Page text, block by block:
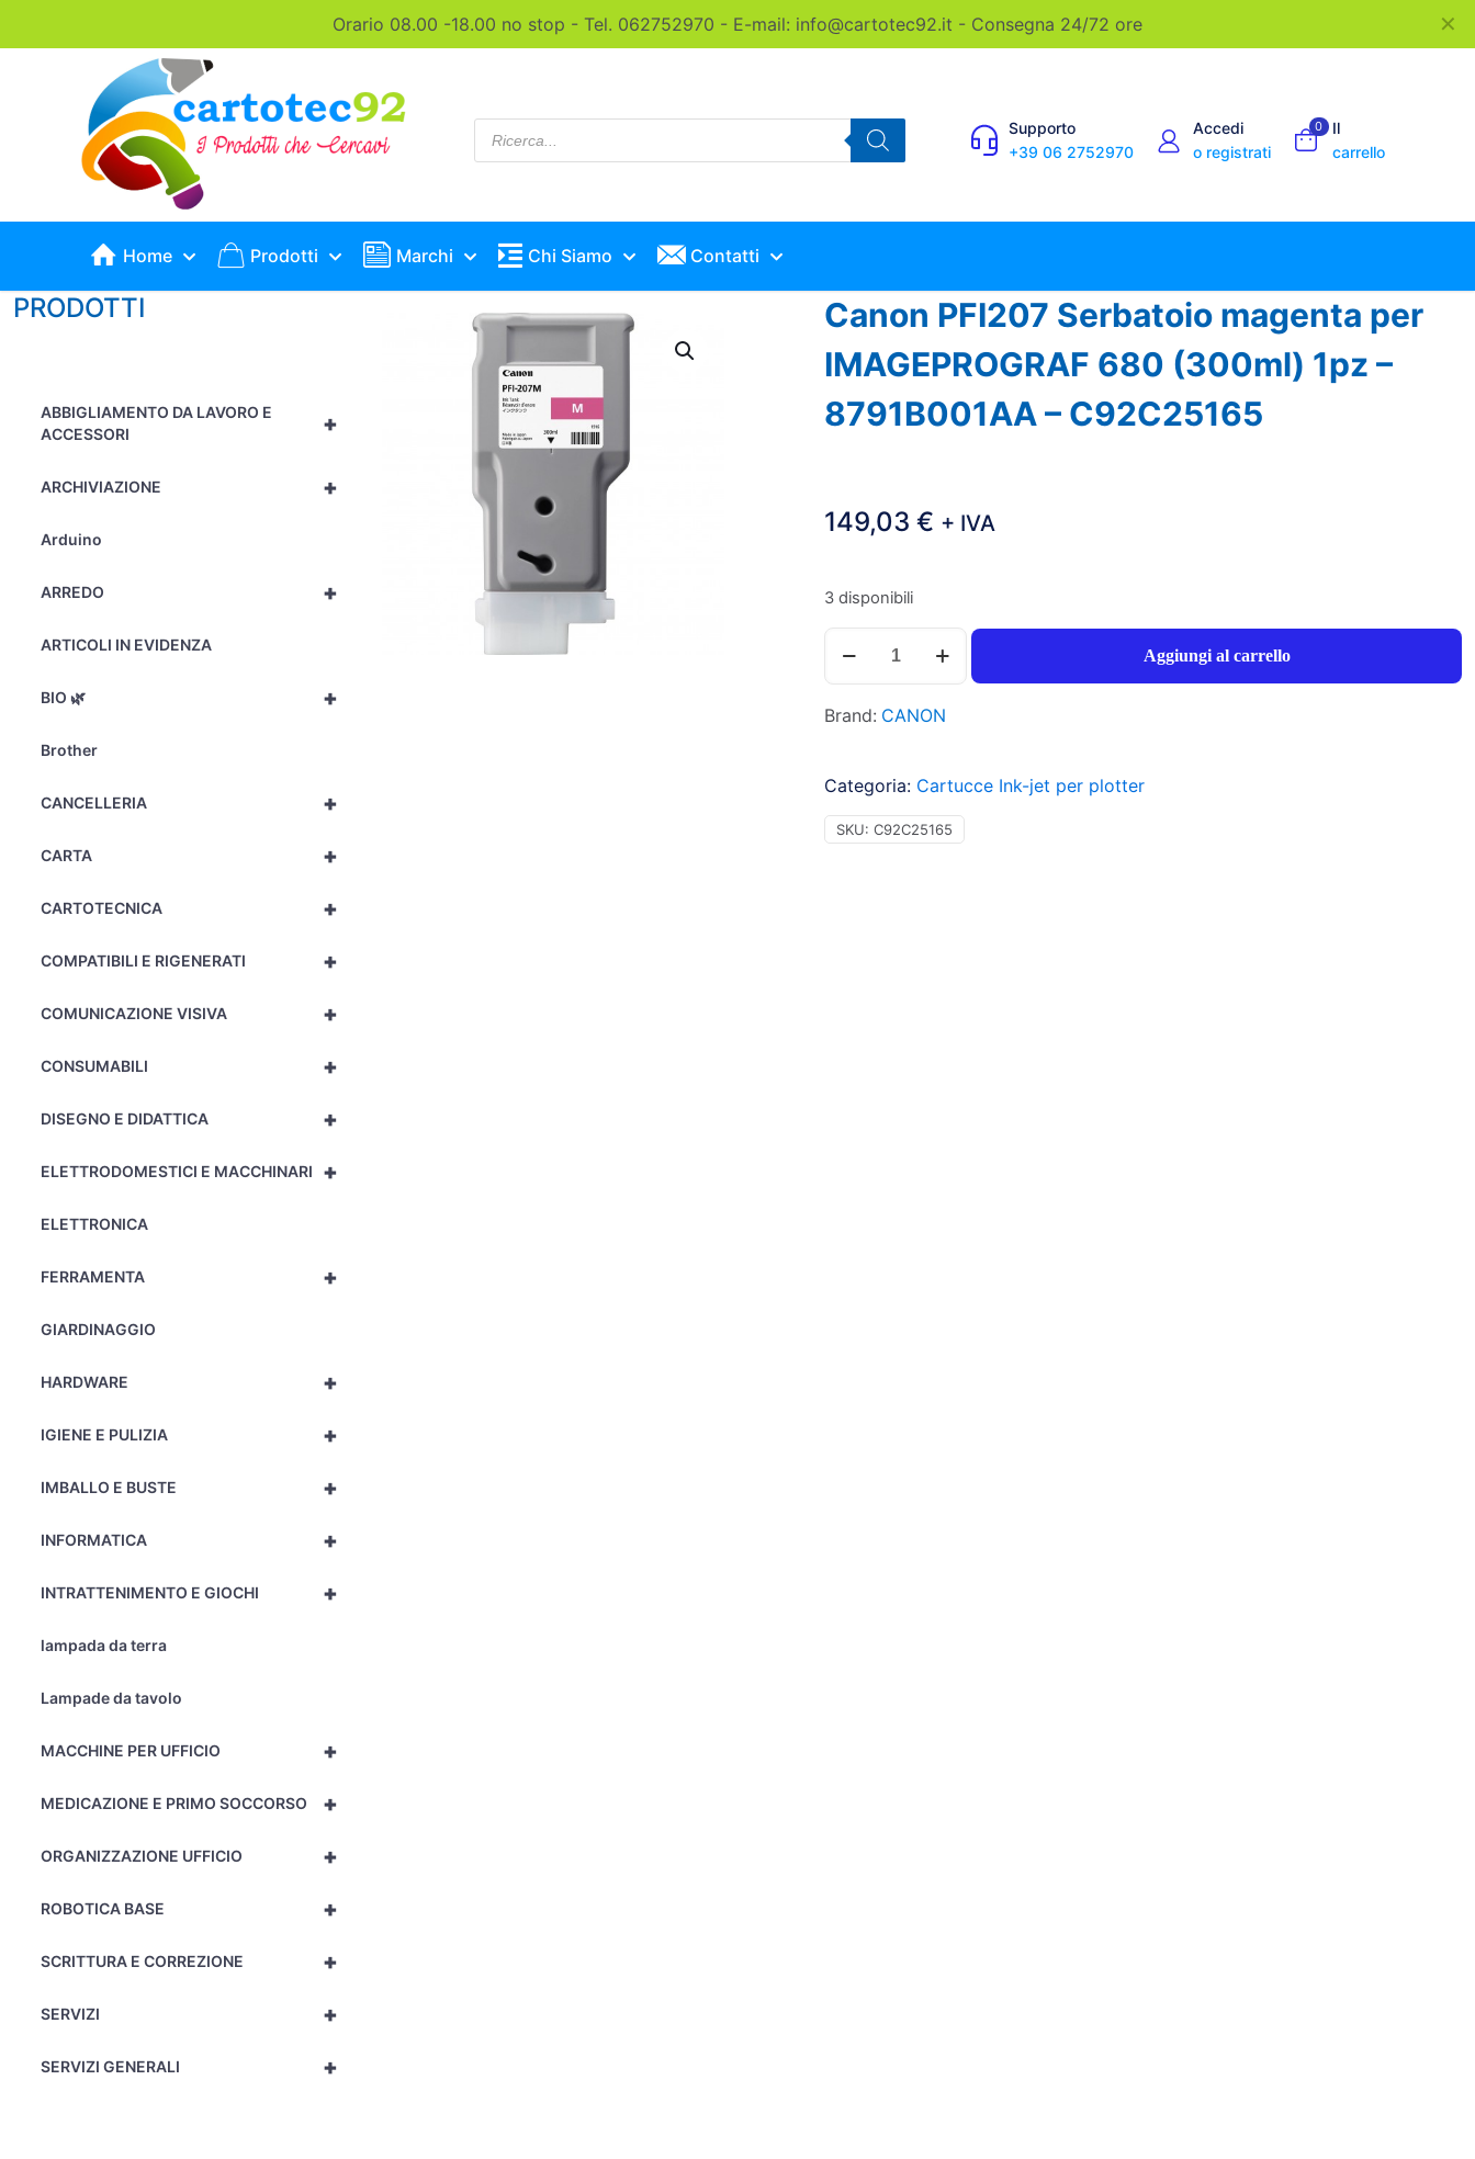
Orario 08.00 -18.00 no stop - Tel. 062752970 - E-mail: info@cartotec92.it - Consegna 24/72 ore ✕
Products
search
Supporto
+39 06 2752970
Accedi
o registrati
0
Il
carrello
Home Prodotti Marchi Chi Siamo Contatti
PRODOTTI
+
ABBIGLIAMENTO DA LAVORO E
ACCESSORI
+
ARCHIVIAZIONE
Arduino
+
ARREDO
ARTICOLI IN EVIDENZA
+
BIO 🌿
Brother
+
CANCELLERIA
+
CARTA
+
CARTOTECNICA
+
COMPATIBILI E RIGENERATI
+
COMUNICAZIONE VISIVA
+
CONSUMABILI
+
DISEGNO E DIDATTICA
+
ELETTRODOMESTICI E MACCHINARI
ELETTRONICA
+
FERRAMENTA
GIARDINAGGIO
+
HARDWARE
+
IGIENE E PULIZIA
+
IMBALLO E BUSTE
+
INFORMATICA
+
INTRATTENIMENTO E GIOCHI
lampada da terra
Lampade da tavolo
+
MACCHINE PER UFFICIO
+
MEDICAZIONE E PRIMO SOCCORSO
+
ORGANIZZAZIONE UFFICIO
+
ROBOTICA BASE
+
SCRITTURA E CORREZIONE
+
SERVIZI
+
SERVIZI GENERALI
Canon PFI207 Serbatoio magenta per
IMAGEPROGRAF 680 (300ml) 1pz –
8791B001AA – C92C25165
149,03€ + IVA
3 disponibili
magenta
680
(300ml)
1pz
Aggiungi al carrello
Brand: CANON
Categoria: Cartucce Ink-jet per plotter
SKU:C92C25165